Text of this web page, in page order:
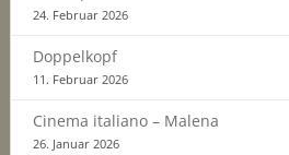
24. Februar 2026
Doppelkopf
11. Februar 2026
Cinema italiano – Malena
26. Januar 2026